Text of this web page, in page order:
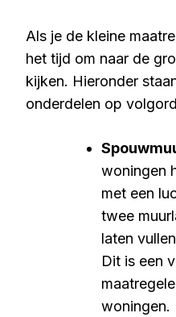
Als je de kleine
het tijd om naar de
kijken. Hieronder
onderdelen op
woningen
met een
twee
laten
Dit is een
woningen.